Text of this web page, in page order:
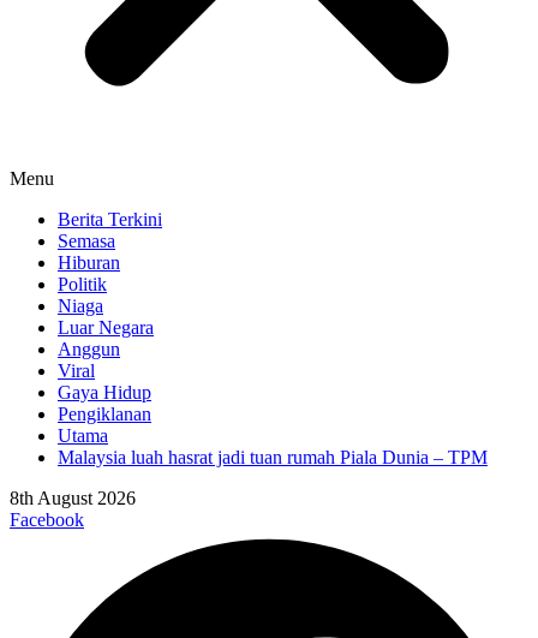
Menu
Berita Terkini
Semasa
Hiburan
Politik
Niaga
Luar Negara
Anggun
Viral
Gaya Hidup
Pengiklanan
Utama
Malaysia luah hasrat jadi tuan rumah Piala Dunia – TPM
8th August 2026
Facebook